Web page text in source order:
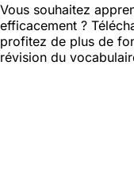
Vous souhaitez
efficacement ?
profitez de plus de
révision du